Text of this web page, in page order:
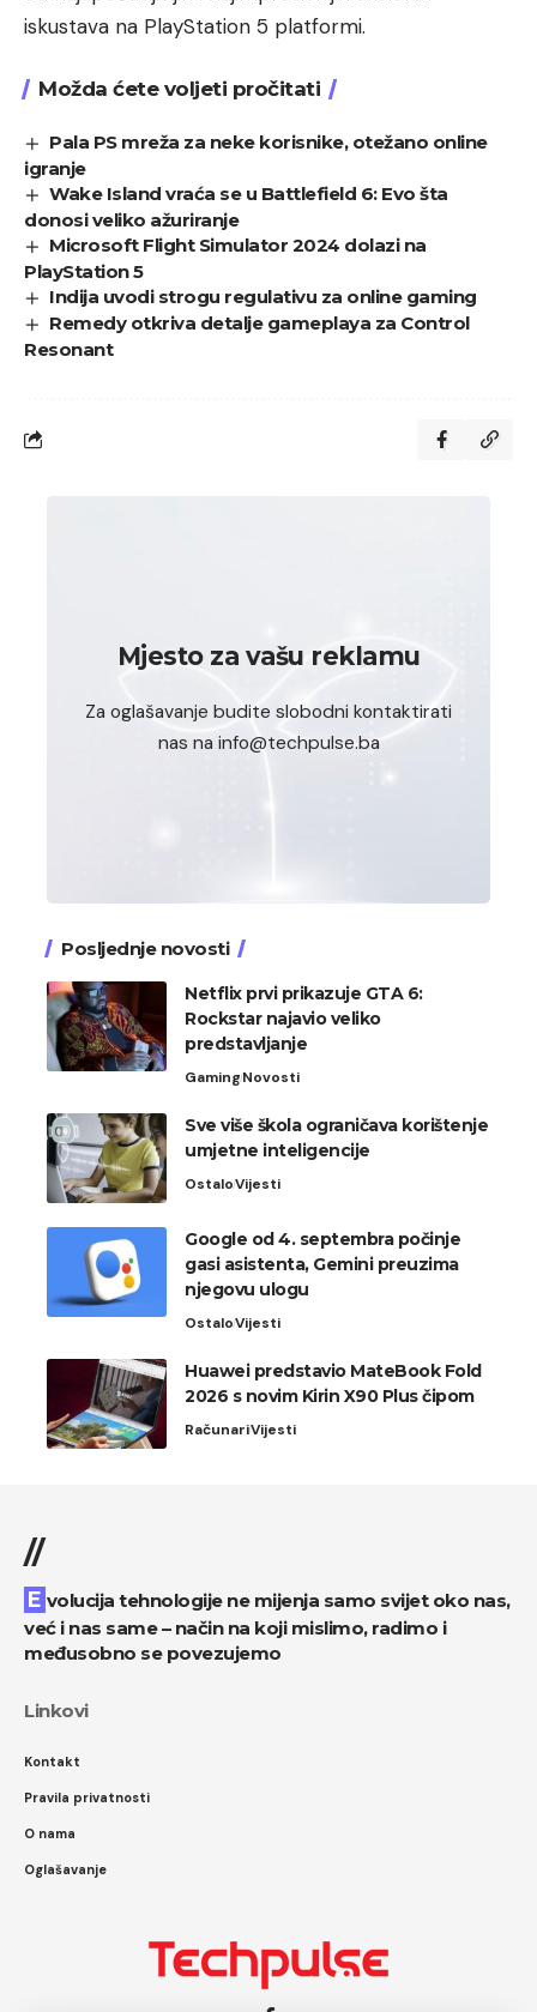
iskustava na PlayStation 5 platformi.
Možda ćete voljeti pročitati
Pala PS mreža za neke korisnike, otežano online
igranje
Wake Island vraća se u Battlefield 6: Evo šta
donosi veliko ažuriranje
Microsoft Flight Simulator 2024 dolazi na
PlayStation 5
Indija uvodi strogu regulativu za online gaming
Remedy otkriva detalje gameplaya za Control
Resonant
Mjesto za vašu reklamu
Za oglašavanje budite slobodni kontaktirati
nas na info@techpulse.ba
Posljednje novosti
Netflix prvi prikazuje GTA 6:
Rockstar najavio veliko
predstavljanje
GamingNovosti
Sve više škola ograničava korištenje
umjetne inteligencije
OstaloVijesti
Google od 4. septembra počinje
gasi asistenta, Gemini preuzima
njegovu ulogu
OstaloVijesti
Huawei predstavio MateBook Fold
2026 s novim Kirin X90 Plus čipom
RačunariVijesti
//
Evolucija tehnologije ne mijenja samo svijet oko nas,
već i nas same – način na koji mislimo, radimo i
međusobno se povezujemo
Linkovi
Kontakt
Pravila privatnosti
O nama
Oglašavanje